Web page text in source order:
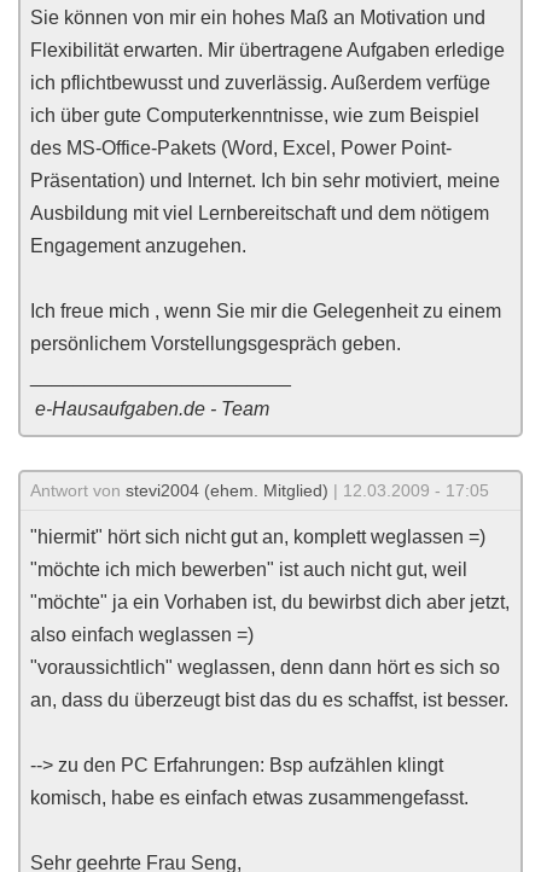
Sie können von mir ein hohes Maß an Motivation und
Flexibilität erwarten. Mir übertragene Aufgaben erledige
ich pflichtbewusst und zuverlässig. Außerdem verfüge
ich über gute Computerkenntnisse, wie zum Beispiel
des MS-Office-Pakets (Word, Excel, Power Point-
Präsentation) und Internet. Ich bin sehr motiviert, meine
Ausbildung mit viel Lernbereitschaft und dem nötigem
Engagement anzugehen.
Ich freue mich , wenn Sie mir die Gelegenheit zu einem
persönlichem Vorstellungsgespräch geben.
e-Hausaufgaben.de - Team
Antwort von stevi2004 (ehem. Mitglied) | 12.03.2009 - 17:05
"hiermit" hört sich nicht gut an, komplett weglassen =)
"möchte ich mich bewerben" ist auch nicht gut, weil
"möchte" ja ein Vorhaben ist, du bewirbst dich aber jetzt,
also einfach weglassen =)
"voraussichtlich" weglassen, denn dann hört es sich so
an, dass du überzeugt bist das du es schaffst, ist besser.
--> zu den PC Erfahrungen: Bsp aufzählen klingt
komisch, habe es einfach etwas zusammengefasst.
Sehr geehrte Frau Seng,